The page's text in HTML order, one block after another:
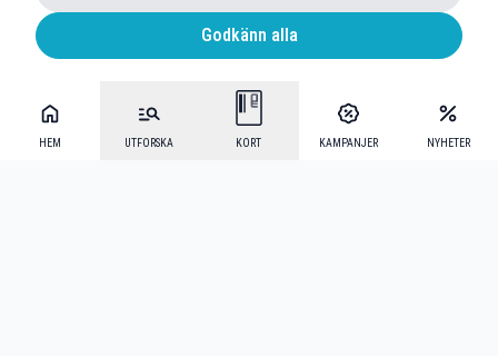
HEM UTFORSKA KORT KAMPANJER NYHETER
Godkänn alla